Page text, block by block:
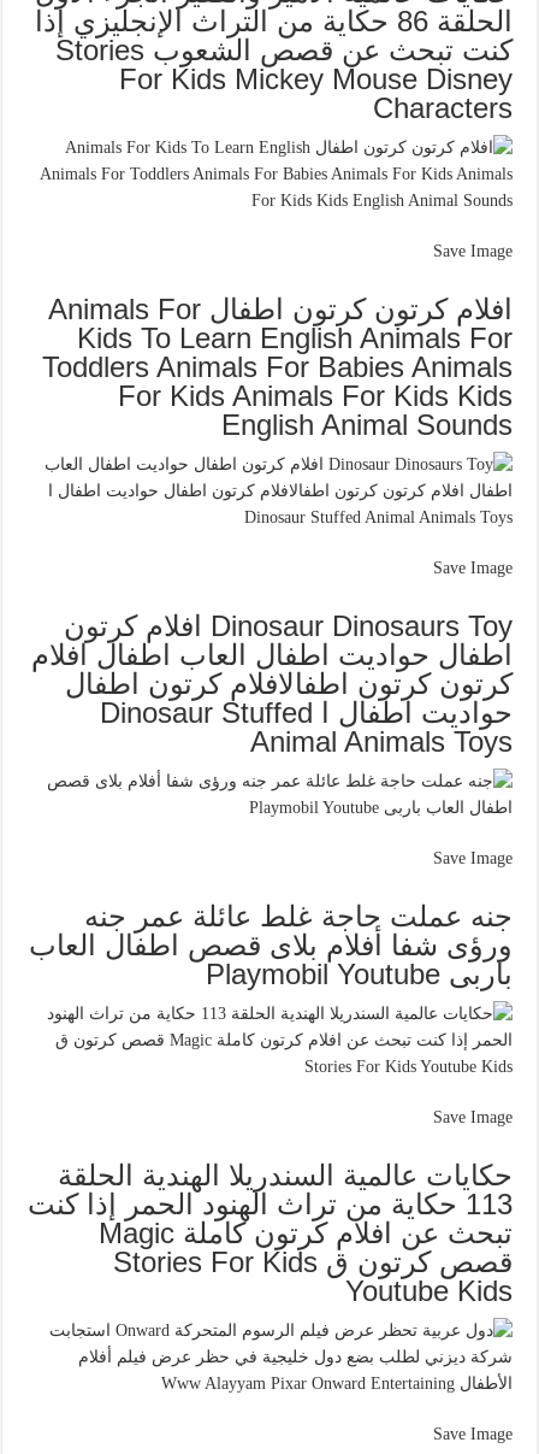
الحلقة 86 حكاية من التراث الإنجليزي إذا
كنت تبحث عن قصص الشعوب Stories
For Kids Mickey Mouse Disney
Characters
Save Image
افلام كرتون كرتون اطفال Animals For
Kids To Learn English Animals For
Toddlers Animals For Babies Animals
For Kids Animals For Kids Kids
English Animal Sounds
Save Image
Dinosaur Dinosaurs Toy افلام كرتون
اطفال حواديت اطفال العاب اطفال افلام
كرتون كرتون اطفالافلام كرتون اطفال
حواديت اطفال ا Dinosaur Stuffed
Animal Animals Toys
Save Image
جنه عملت حاجة غلط عائلة عمر جنه
ورؤى شفا أفلام بلاى قصص اطفال العاب
باربى Playmobil Youtube
Save Image
حكايات عالمية السندريلا الهندية الحلقة
113 حكاية من تراث الهنود الحمر إذا كنت
تبحث عن افلام كرتون كاملة Magic
قصص كرتون ق Stories For Kids
Youtube Kids
Save Image